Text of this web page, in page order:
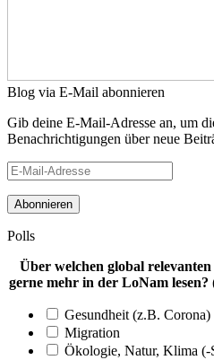
Blog via E-Mail abonnieren
Gib deine E-Mail-Adresse an, um
Benachrichtigungen über neue
E-
Mail-
Adresse
Polls
Über welchen global
gerne mehr in der LoNam
Gesundheit (z.B. Corona)
Migration
Ökologie, Natur, Klima (-